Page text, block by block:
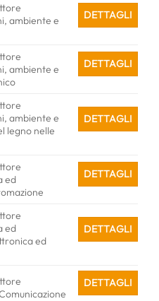
ambiente e
DETTAGLI
ambiente e
DETTAGLI
ambiente e
legno nelle
DETTAGLI
ed
DETTAGLI
ed
ed
DETTAGLI
DETTAGLI